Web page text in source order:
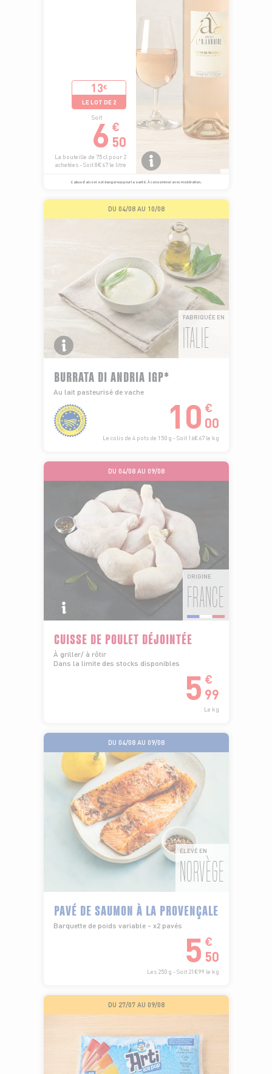
13€
LE LOT DE 2
Soit
6 €
50
La bouteille de 75 cl pour 2
achetées - Soit 8€67 le litre
L’abus d’alcool est dangereux pour la santé. À consommer avec modération.
DU 04/08 AU 10/08
FABRIQUÉE EN
ITALIE
BURRATA DI ANDRIA IGP*
Au lait pasteurisé de vache
10 €
00
Le colis de 4 pots de 150 g - Soit 16€67 le kg
DU 04/08 AU 09/08
ORIGINE
FRANCE
CUISSE DE POULET DÉJOINTÉE
À griller/ à rôtir
Dans la limite des stocks disponibles
5 €
99
Le kg
DU 04/08 AU 09/08
ÉLEVÉ EN
NORVÈGE
PAVÉ DE SAUMON À LA PROVENÇALE
Barquette de poids variable - x2 pavés
5 €
50
Les 250 g - Soit 21€99 le kg
DU 27/07 AU 09/08